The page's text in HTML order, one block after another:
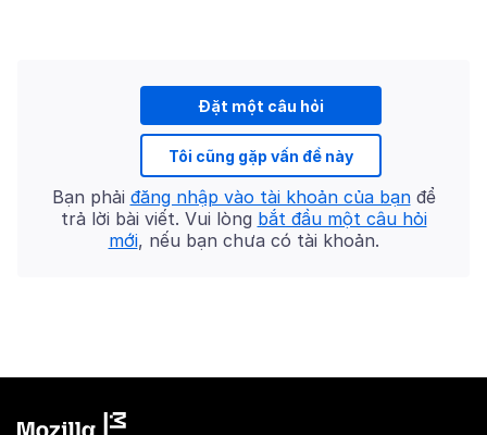
Đặt một câu hỏi
Tôi cũng gặp vấn đề này
Bạn phải đăng nhập vào tài khoản của bạnđể
trả lời bài viết. Vui lòng bắt đầu một câu hỏi
mới, nếu bạn chưa có tài khoản.